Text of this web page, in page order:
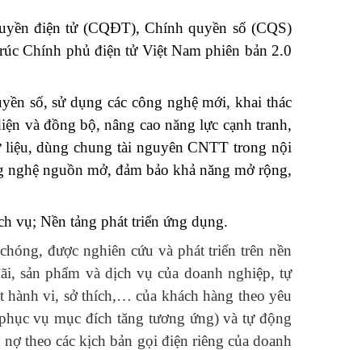
điện tử (CQĐT), Chính quyền số (CQS)
Chính phủ điện tử Việt Nam phiên bản 2.0
số, sử dụng các công nghệ mới, khai thác
và đồng bộ, nâng cao năng lực cạnh tranh,
dùng chung tài nguyên CNTT trong nội
nguồn mở, đảm bảo khả năng mở rộng,
vụ; Nền tảng phát triển ứng dụng.
được nghiên cứu và phát triển trên nền
sản phẩm và dịch vụ của doanh nghiệp, tự
hành vi, sở thích,… của khách hàng theo yêu
vụ mục đích tăng tương ứng) và tự động
theo các kịch bản gọi điện riêng của doanh